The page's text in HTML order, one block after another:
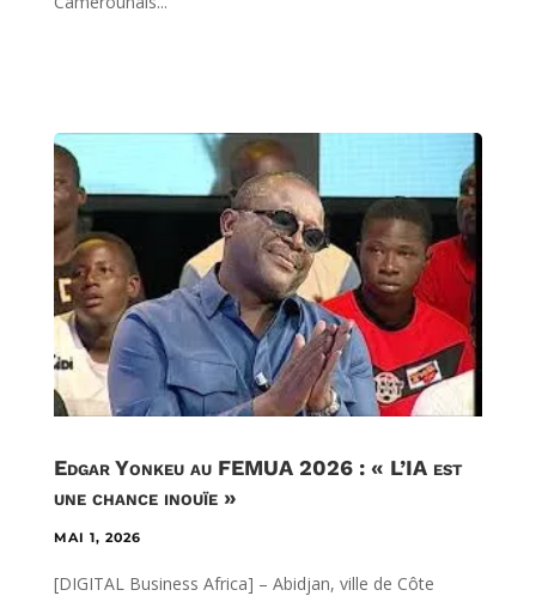
Edgar Yonkeu au FEMUA 2026 : « L’IA est
une chance inouïe »
MAI 1, 2026
[DIGITAL Business Africa] – Abidjan, ville de Côte